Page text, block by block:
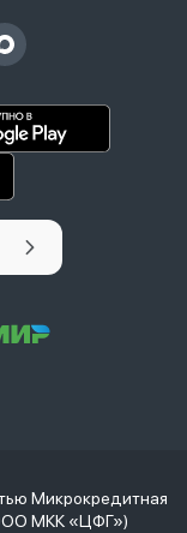
Микрокредитная
МКК «ЦФГ»)